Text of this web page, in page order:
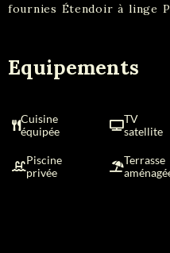
fournies Étendoir à linge
Equipements
Cuisine
équipée
TV
satellite
Piscine
privée
Terrasse